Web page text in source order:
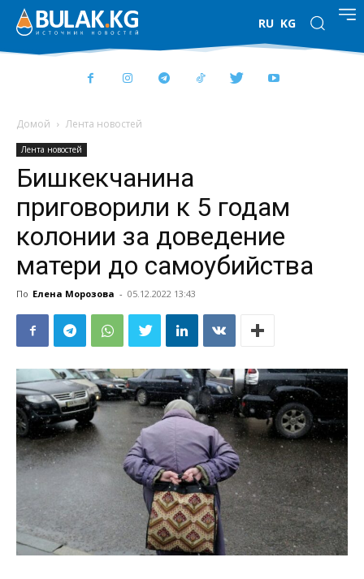
RU KG
Домой Лента новостей
Лента новостей
Бишкекчанина
приговорили к 5 годам
колонии за доведение
матери до самоубийства
По Елена Морозова - 05.12.2022 13:43